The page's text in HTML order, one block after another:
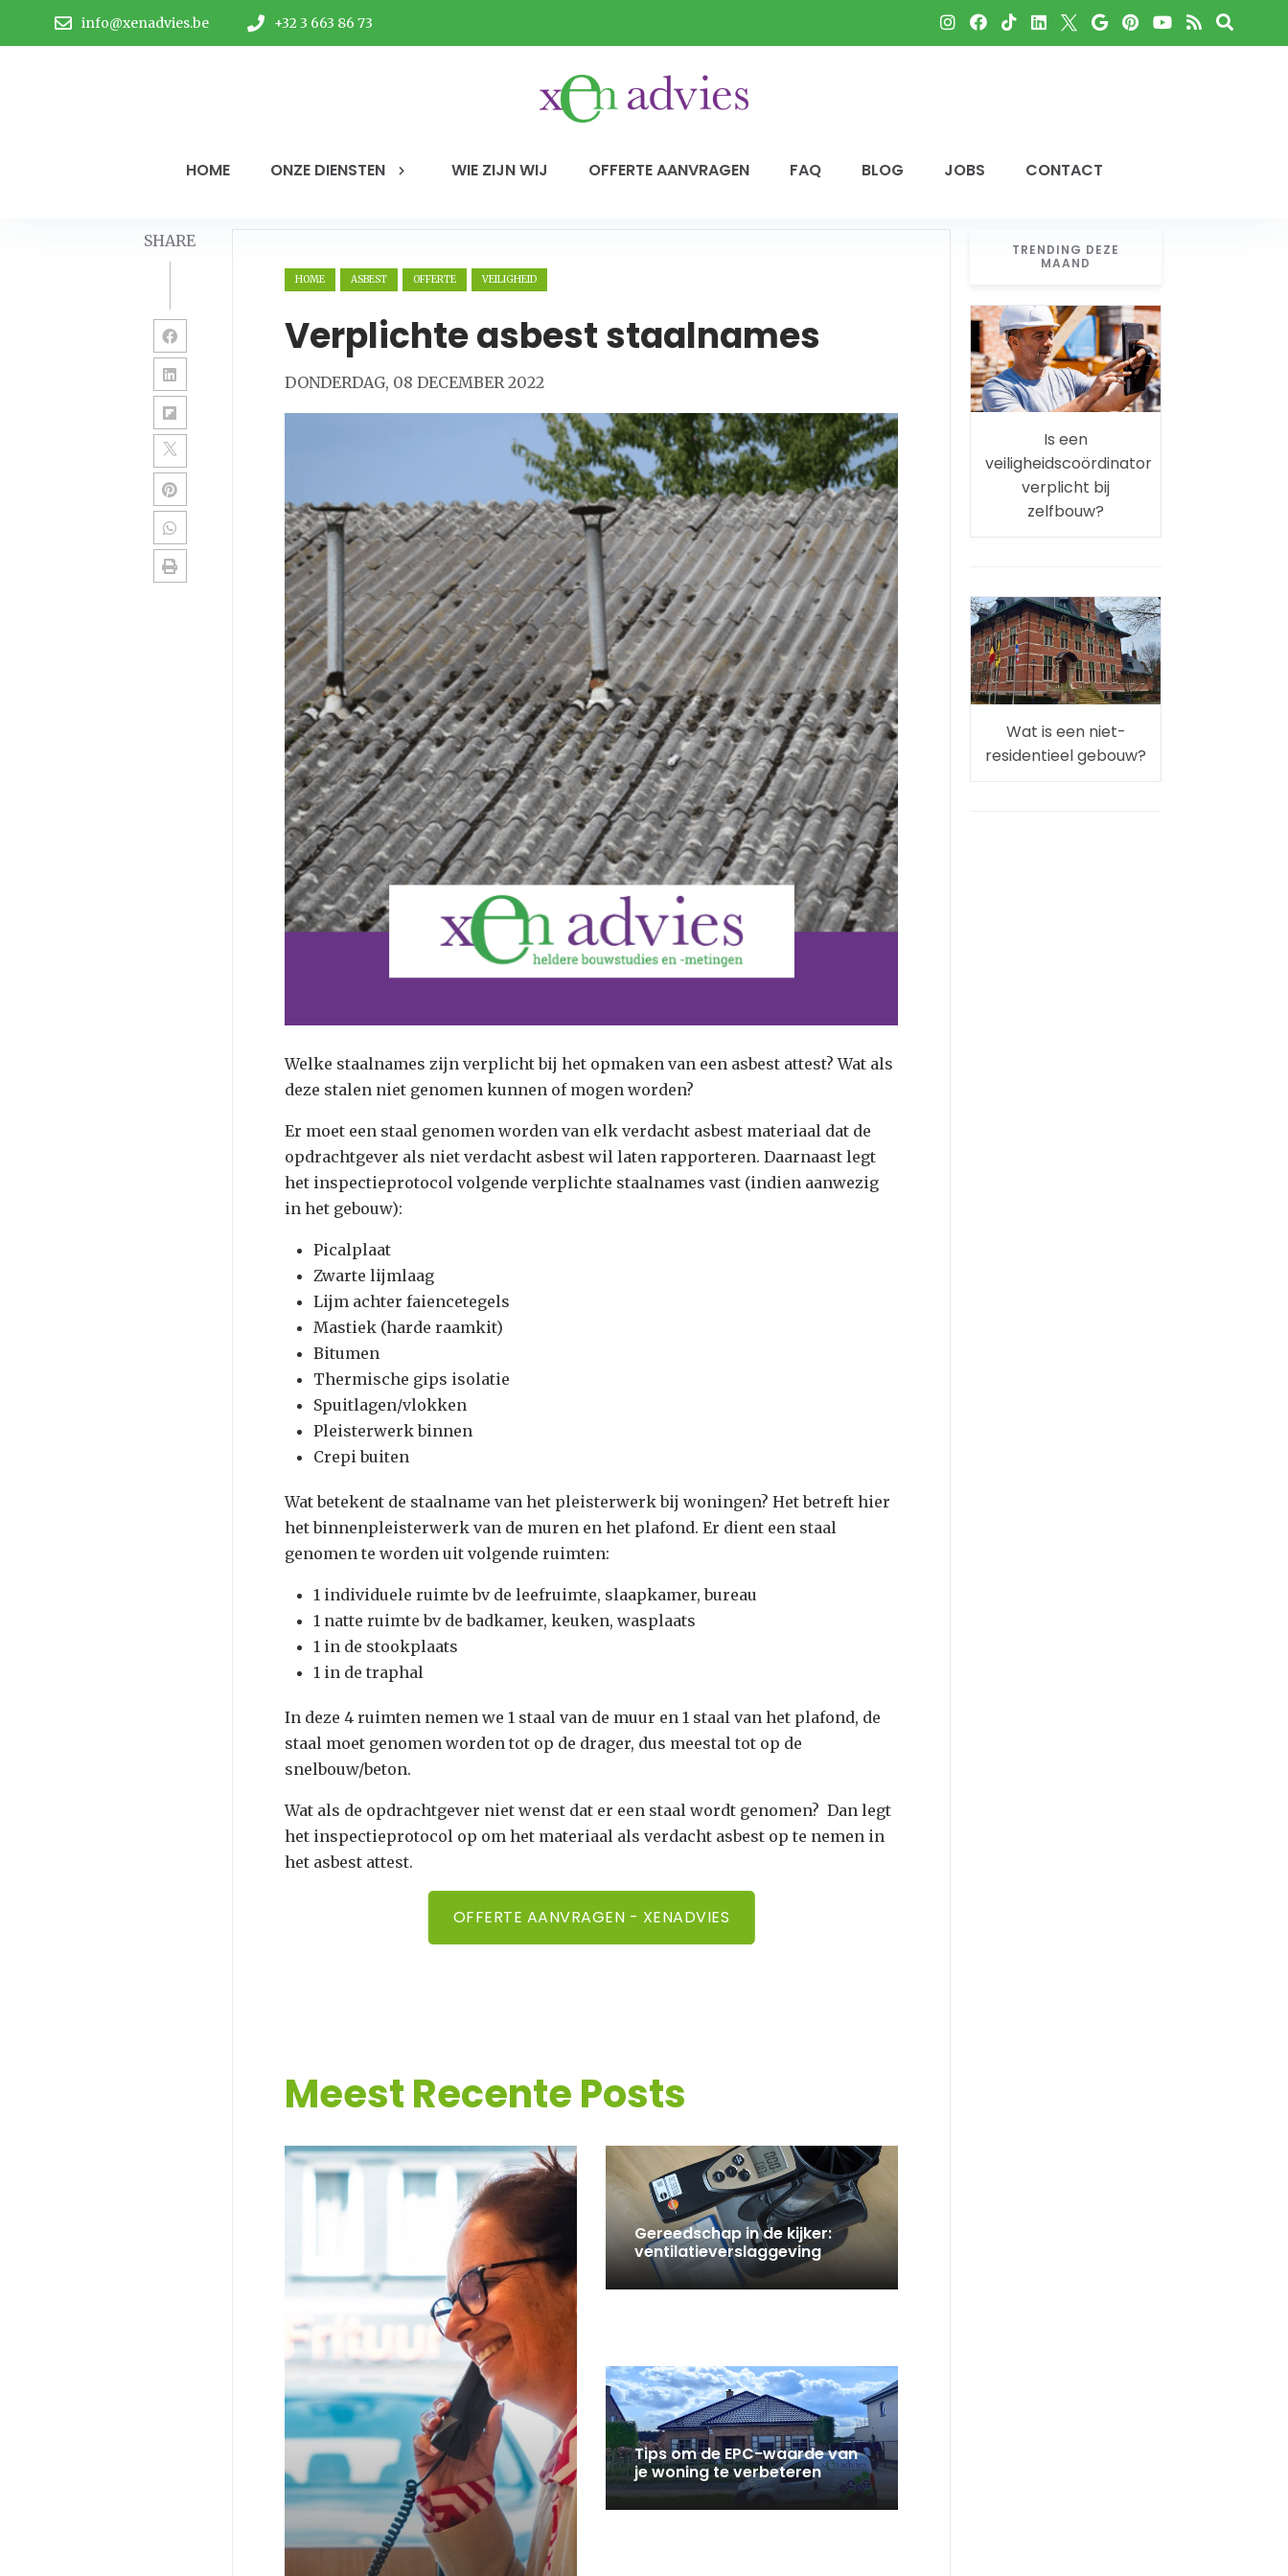
info@xenadvies.be +32 3 663 86 73
HOME ONZE DIENSTEN WIE ZIJN WIJ OFFERTE AANVRAGEN FAQ BLOG JOBS CONTACT
SHARE
HOME ASBEST OFFERTE VEILIGHEID
Verplichte asbest staalnames
DONDERDAG, 08 DECEMBER 2022
Welke staalnames zijn verplicht bij het opmaken van een asbest attest? Wat als
deze stalen niet genomen kunnen of mogen worden?
Er moet een staal genomen worden van elk verdacht asbest materiaal dat de
opdrachtgever als niet verdacht asbest wil laten rapporteren. Daarnaast legt
het inspectieprotocol volgende verplichte staalnames vast (indien aanwezig
in het gebouw):
Picalplaat
Zwarte lijmlaag
Lijm achter faiencetegels
Mastiek (harde raamkit)
Bitumen
Thermische gips isolatie
Spuitlagen/vlokken
Pleisterwerk binnen
Crepi buiten
Wat betekent de staalname van het pleisterwerk bij woningen? Het betreft hier
het binnenpleisterwerk van de muren en het plafond. Er dient een staal
genomen te worden uit volgende ruimten:
1 individuele ruimte bv de leefruimte, slaapkamer, bureau
1 natte ruimte bv de badkamer, keuken, wasplaats
1 in de stookplaats
1 in de traphal
In deze 4 ruimten nemen we 1 staal van de muur en 1 staal van het plafond, de
staal moet genomen worden tot op de drager, dus meestal tot op de
snelbouw/beton.
Wat als de opdrachtgever niet wenst dat er een staal wordt genomen? Dan legt
het inspectieprotocol op om het materiaal als verdacht asbest op te nemen in
het asbest attest.
OFFERTE AANVRAGEN - XENADVIES
Meest Recente Posts
Gereedschap in de kijker:
ventilatieverslaggeving
Tips om de EPC-waarde van
je woning te verbeteren
TRENDING DEZE
MAAND
Is een
veiligheidscoördinator
verplicht bij
zelfbouw?
Wat is een niet-
residentieel gebouw?